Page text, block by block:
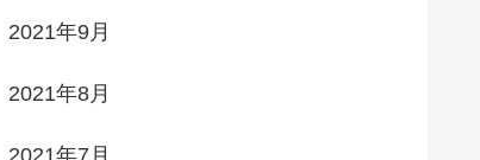
2021年9月
2021年8月
2021年7月